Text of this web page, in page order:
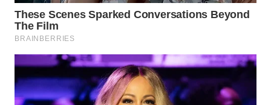
WN
NIAS
WN
LANGKAT